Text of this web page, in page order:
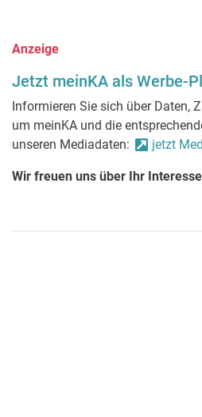
Anzeige
Jetzt meinKA als Werbe-
Informieren Sie sich über Daten,
um meinKA und die
unseren Mediadaten:
jetzt
Wir freuen uns über Ihr